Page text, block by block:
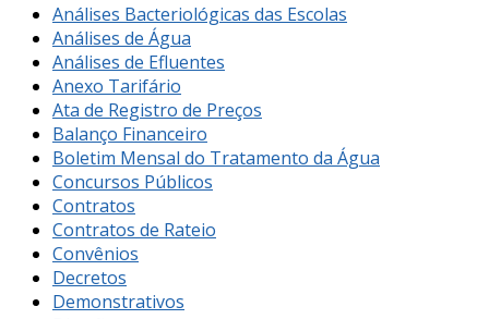
Análises Bacteriológicas das Escolas
Análises de Água
Análises de Efluentes
Anexo Tarifário
Ata de Registro de Preços
Balanço Financeiro
Boletim Mensal do Tratamento da Água
Concursos Públicos
Contratos
Contratos de Rateio
Convênios
Decretos
Demonstrativos